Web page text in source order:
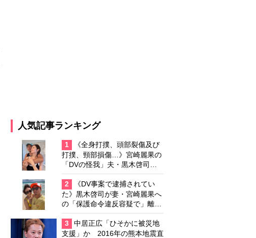
人気記事ランキング
1
《全身打撲、頭部裂傷及び
打撲、頸部損傷…》宮崎麗果の
「DVの怪我」夫・黒木啓司の
逮捕で始まる「夫婦の闘争」
2
《DV事案で逮捕されてい
た》黒木啓司が妻・宮崎麗果へ
の「保護命令違反容疑で」離婚
協議は「第二ステージ」へ
3
中居正広「ひそかに被災地
支援」か 2016年の熊本地震直